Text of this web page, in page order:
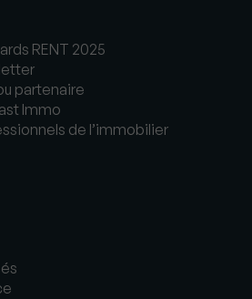
RENT 2025
partenaire
Immo
de l’immobilier